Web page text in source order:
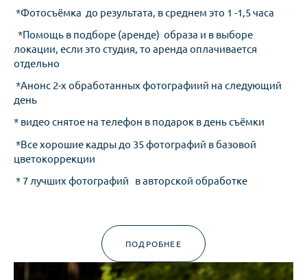
*Фотосъёмка до результата, в среднем это 1 -1,5 часа
*Помощь в подборе (аренде) образа и в выборе
локации, если это студия, то аренда оплачивается
отдельно
*Анонс 2-х обработанных фотографиий на следующий
день
* видео снятое на телефон в подарок в день съёмки
*Все хорошие кадры до 35 фотографий в базовой
цветокоррекции
* 7 лучших фотографий в авторской обработке
ПОДРОБНЕЕ